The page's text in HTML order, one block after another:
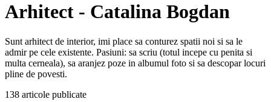
Arhitect - Catalina Bogdan
Sunt arhitect de interior, imi place sa conturez spatii noi si sa le
admir pe cele existente. Pasiuni: sa scriu (totul incepe cu penita si
multa cerneala), sa aranjez poze in albumul foto si sa descopar locuri
pline de povesti.
138 articole publicate